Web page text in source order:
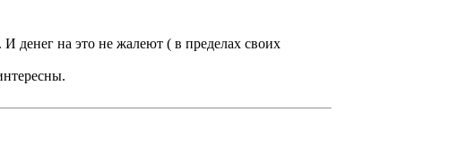
И денег на это не жалеют ( в пределах своих